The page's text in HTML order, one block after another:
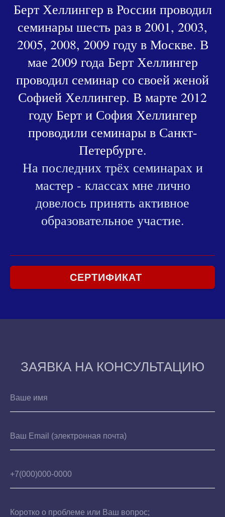
Берт Хеллингер в России проводил
семинары шесть раз в 2001, 2003,
2005, 2008, 2009 году в Москве. В
мае 2009 года Берт Хеллингер
проводил семинар со своей женой
Софией Хеллингер. В марте 2012
году Берт и София Хеллингер
проводили семинары в Санкт-
Петербурге.
На последних трёх семинарах и
мастер - классах мне лично
довелось принять активное
образовательное участие.
СЕРТИФИКАТ
ЗАЯВКА НА КОНСУЛЬТАЦИЮ
Ваше имя
Ваш Email (электронная почта)
+7(000)000-0000
Коротко о проблеме или Ваш вопрос;